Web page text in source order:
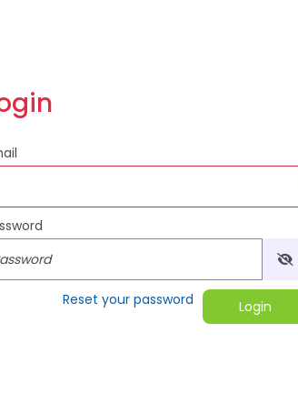
Login
Reset your password